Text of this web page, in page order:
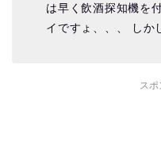
は早く飲酒探知機を
イですょ、、、 しか
スポ